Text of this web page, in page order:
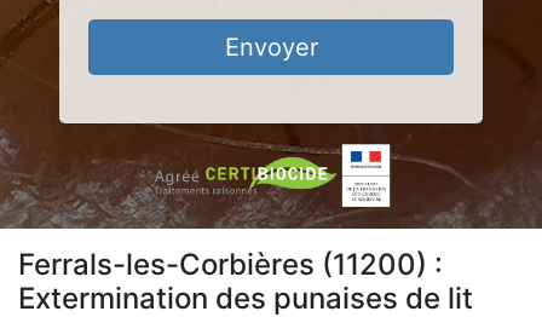
Envoyer
Ferrals-les-Corbières (11200) :
Extermination des punaises de lit